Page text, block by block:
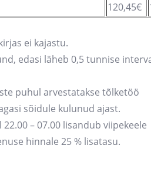
120,45€
ei kajastu.
edasi läheb 0,5 tunnise
puhul arvestatakse tõlketöö
sõidule kulunud ajast.
– 07.00 lisandub viipekeele
hinnale 25 % lisatasu.